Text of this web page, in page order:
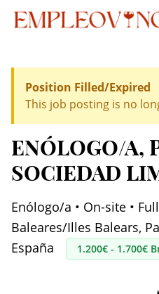
Position Filled/Expired
This job posting is no
ENÓLOGO/A,
SOCIEDAD
Enólogo/a • On-site •
Baleares/Illes Balears,
España
1.200€ - 1.700€